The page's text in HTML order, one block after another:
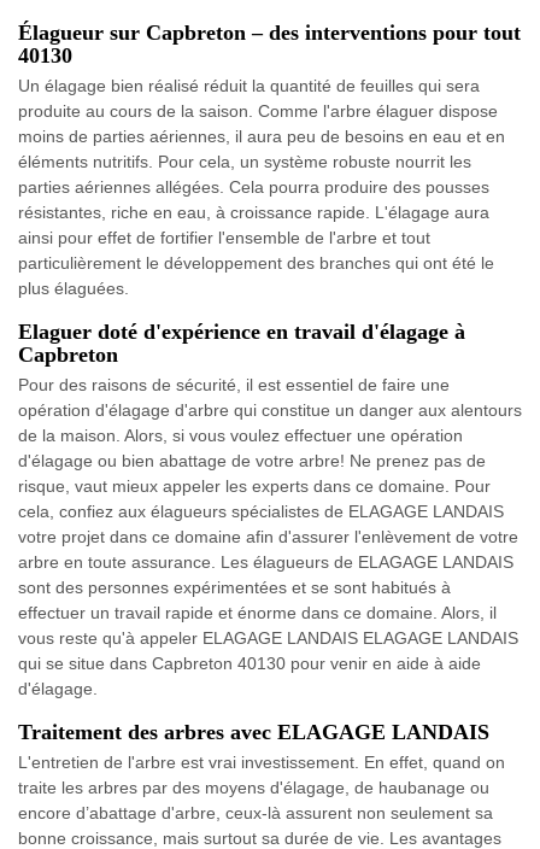
Élagueur sur Capbreton – des interventions pour tout
40130
Un élagage bien réalisé réduit la quantité de feuilles qui sera
produite au cours de la saison. Comme l'arbre élaguer dispose
moins de parties aériennes, il aura peu de besoins en eau et en
éléments nutritifs. Pour cela, un système robuste nourrit les
parties aériennes allégées. Cela pourra produire des pousses
résistantes, riche en eau, à croissance rapide. L'élagage aura
ainsi pour effet de fortifier l'ensemble de l'arbre et tout
particulièrement le développement des branches qui ont été le
plus élaguées.
Elaguer doté d'expérience en travail d'élagage à
Capbreton
Pour des raisons de sécurité, il est essentiel de faire une
opération d'élagage d'arbre qui constitue un danger aux alentours
de la maison. Alors, si vous voulez effectuer une opération
d'élagage ou bien abattage de votre arbre! Ne prenez pas de
risque, vaut mieux appeler les experts dans ce domaine. Pour
cela, confiez aux élagueurs spécialistes de ELAGAGE LANDAIS
votre projet dans ce domaine afin d'assurer l'enlèvement de votre
arbre en toute assurance. Les élagueurs de ELAGAGE LANDAIS
sont des personnes expérimentées et se sont habitués à
effectuer un travail rapide et énorme dans ce domaine. Alors, il
vous reste qu'à appeler ELAGAGE LANDAIS ELAGAGE LANDAIS
qui se situe dans Capbreton 40130 pour venir en aide à aide
d'élagage.
Traitement des arbres avec ELAGAGE LANDAIS
L'entretien de l'arbre est vrai investissement. En effet, quand on
traite les arbres par des moyens d'élagage, de haubanage ou
encore d’abattage d'arbre, ceux-là assurent non seulement sa
bonne croissance, mais surtout sa durée de vie. Les avantages